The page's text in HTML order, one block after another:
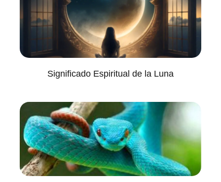
Significado Espiritual de la Luna